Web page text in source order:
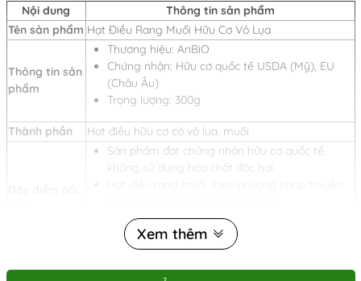
Nội dung
Thông tin sản phẩm
Tên sản phẩm Hạt Điều Rang Muối Hữu Cơ Vỏ Lụa
Thông tin sản
phẩm
Thương hiệu: AnBiO
Chứng nhận: Hữu cơ quốc tế USDA (Mỹ), EU
(Châu Âu)
Trọng lượng: 300g
Thành phần Hạt điều hữu cơ có vỏ lụa, muối
Sản phẩm đạt chứng nhận hữu cơ quốc tế,
không sử dụng hóa chất độc hại.
Giữ nguyên vỏ lụa giúp tăng hương vị và giá trị
dinh dưỡng.
Giúp hỗ trợ tim mạch, kiểm soát cholesterol.
Xem thêm